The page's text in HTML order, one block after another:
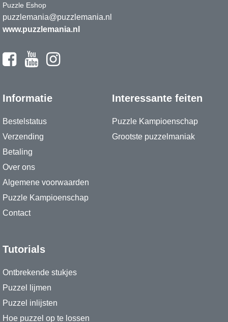
Puzzle Eshop
puzzlemania@puzzlemania.nl
www.puzzlemania.nl
Informatie
Bestelstatus
Verzending
Betaling
Over ons
Algemene voorwaarden
Puzzle Kampioenschap
Contact
Interessante feiten
Puzzle Kampioenschap
Grootste puzzelmaniak
Tutorials
Ontbrekende stukjes
Puzzel lijmen
Puzzel inlijsten
Hoe puzzel op te lossen